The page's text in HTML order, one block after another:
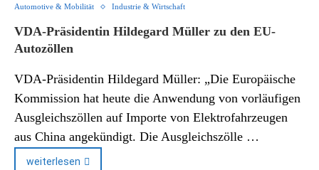
Automotive & Mobilität Industrie & Wirtschaft
VDA-Präsidentin Hildegard Müller zu den EU-
Autozöllen
VDA-Präsidentin Hildegard Müller: „Die Europäische
Kommission hat heute die Anwendung von vorläufigen
Ausgleichszöllen auf Importe von Elektrofahrzeugen
aus China angekündigt. Die Ausgleichszölle …
weiterlesen